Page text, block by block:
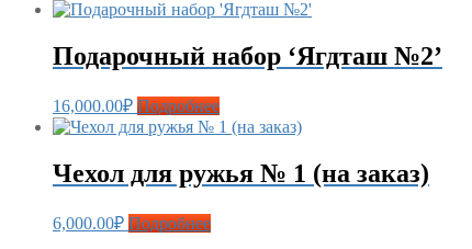
Подарочный набор ‘Ягдташ №2’
16,000.00₽ Подробнее
Чехол для ружья № 1 (на заказ)
6,000.00₽ Подробнее